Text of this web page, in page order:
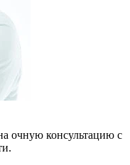
очную консультацию с